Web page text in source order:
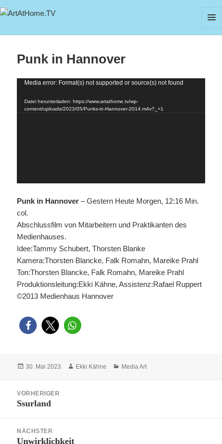
ArtAtHome.TV
Punk in Hannover
Video-
Media error: Format(s) not supported or source(s) not found
Datei herunterladen: https://www.artathome.tv/wp-
content/uploads/2023/05/Punks-in-Hannover-2014.m4v?_=1
Punk in Hannover – Gestern Heute Morgen, 12:16 Min.
col.
Abschlussfilm von Mitarbeitern und Praktikanten des
Medienhauses.
Idee:Tammy Schubert, Thorsten Blanke
Kamera:Thorsten Blancke, Falk Romahn, Mareike Prahl
Ton:Thorsten Blancke, Falk Romahn, Mareike Prahl
Produktionsleitung:Ekki Kähne, Assistenz:Rafael Ruppert
©2013 Medienhaus Hannover
Veröffentlicht
30. Mai 2023 Autor
Ekki Kähne Kategorien
Media Art
VORHERIGER
Vorheriger
Ssurland
NÄCHSTER
Nächster
Unwirklichkeit